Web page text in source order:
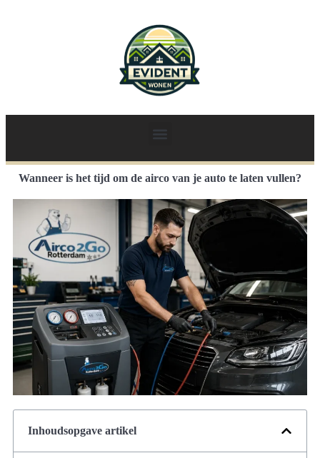
Wanneer is het tijd om de airco van je auto te laten vullen?
Inhoudsopgave artikel